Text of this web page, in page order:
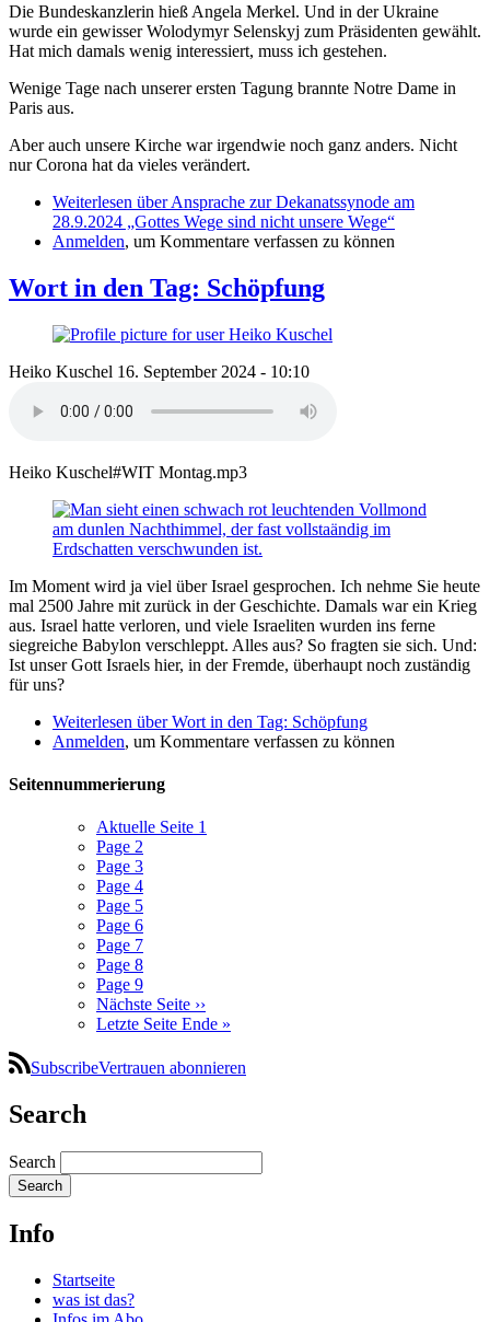
Die Bundeskanzlerin hieß Angela Merkel. Und in der Ukraine
wurde ein gewisser Wolodymyr Selenskyj zum Präsidenten gewählt.
Hat mich damals wenig interessiert, muss ich gestehen.
Wenige Tage nach unserer ersten Tagung brannte Notre Dame in
Paris aus.
Aber auch unsere Kirche war irgendwie noch ganz anders. Nicht
nur Corona hat da vieles verändert.
Weiterlesen über Ansprache zur Dekanatssynode am
28.9.2024 „Gottes Wege sind nicht unsere Wege“
Anmelden, um Kommentare verfassen zu können
Wort in den Tag: Schöpfung
Heiko Kuschel 16. September 2024 - 10:10
Heiko Kuschel#WIT Montag.mp3
Im Moment wird ja viel über Israel gesprochen. Ich nehme Sie heute
mal 2500 Jahre mit zurück in der Geschichte. Damals war ein Krieg
aus. Israel hatte verloren, und viele Israeliten wurden ins ferne
siegreiche Babylon verschleppt. Alles aus? So fragten sie sich. Und:
Ist unser Gott Israels hier, in der Fremde, überhaupt noch zuständig
für uns?
Weiterlesen über Wort in den Tag: Schöpfung
Anmelden, um Kommentare verfassen zu können
Seitennummerierung
Aktuelle Seite 1
Page 2
Page 3
Page 4
Page 5
Page 6
Page 7
Page 8
Page 9
Nächste Seite ››
Letzte Seite Ende »
SubscribeVertrauen abonnieren
Search
Search
Info
Startseite
was ist das?